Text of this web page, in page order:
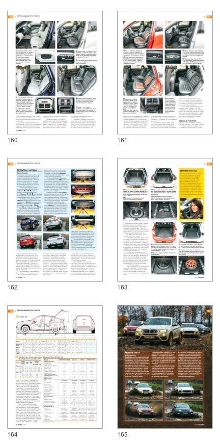
160 161
162 163
164 165